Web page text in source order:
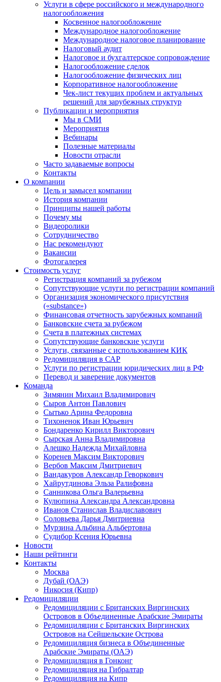
Услуги в сфере российского и международного
налогообложения
Косвенное налогообложение
Международное налогообложение
Международное налоговое планирование
Налоговый аудит
Налоговое и бухгалтерское сопровождение
Налогообложение сделок
Налогообложение физических лиц
Корпоративное налогообложение
Чек-лист текущих проблем и актуальных
решений для зарубежных структур
Публикации и мероприятия
Мы в СМИ
Мероприятия
Вебинары
Полезные материалы
Новости отрасли
Часто задаваемые вопросы
Контакты
О компании
Цель и замысел компании
История компании
Принципы нашей работы
Почему мы
Видеоролики
Сотрудничество
Нас рекомендуют
Вакансии
Фотогалерея
Стоимость услуг
Регистрация компаний за рубежом
Сопутствующие услуги по регистрации компаний
Организация экономического присутствия
(«substance»)
Финансовая отчетность зарубежных компаний
Банковские счета за рубежом
Счета в платежных системах
Сопутствующие банковские услуги
Услуги, связанные с использованием КИК
Редомициляция в САР
Услуги по регистрации юридических лиц в РФ
Перевод и заверение документов
Команда
Зимянин Михаил Владимирович
Сыров Антон Павлович
Сытько Арина Федоровна
Тихоненок Иван Юрьевич
Бондаренко Кирилл Викторович
Сырская Анна Владимировна
Алешко Надежда Михайловна
Коренев Максим Викторович
Вербов Максим Дмитриевич
Вандакуров Александр Геворкович
Хайрутдинова Эльза Ралифовна
Санникова Ольга Валерьевна
Кулюпина Александра Александровна
Иванов Станислав Владиславович
Соловьева Дарья Дмитриевна
Мурзина Альбина Альбертовна
Судибор Ксения Юрьевна
Новости
Наши рейтинги
Контакты
Москва
Дубай (ОАЭ)
Никосия (Кипр)
Редомициляции
Редомициляции с Британских Виргинских
Островов в Объединенные Арабские Эмираты
Редомициляции с Британских Виргинских
Островов на Сейшельские Острова
Редомициляция бизнеса в Объединенные
Арабские Эмираты (ОАЭ)
Редомициляция в Гонконг
Редомициляция на Гибралтар
Редомициляция на Кипр